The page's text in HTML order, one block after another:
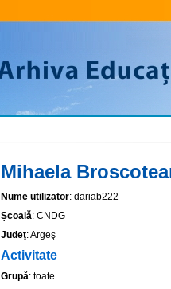
Mihaela
Nume utilizator: dariab222
Școală: CNDG
Judeţ: Argeş
Activitate
Grupă: toate